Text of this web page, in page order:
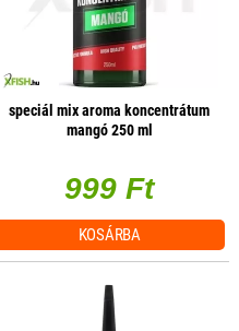
speciál mix aroma koncentrátum
mangó 250 ml
999 Ft
KOSÁRBA